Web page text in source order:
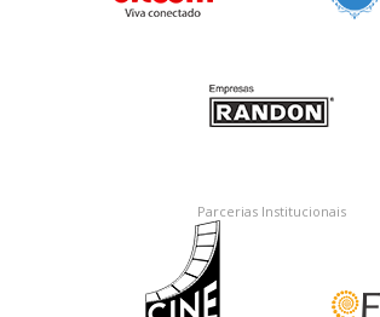
Parcerias Institucionais